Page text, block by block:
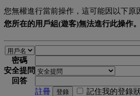
您無權進行當前操作，這可能因以下原
您所在的用戶組(遊客)無法進行此操作。
密碼
安全提問
回答
註冊
登錄
記住我的登錄